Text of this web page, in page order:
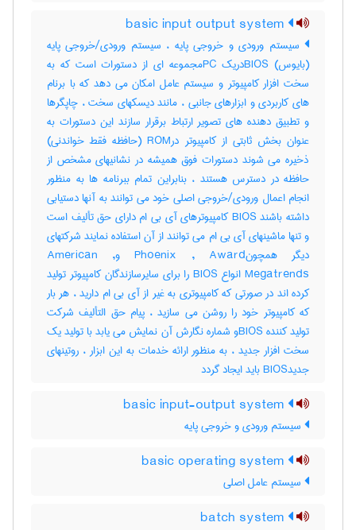
سیستم ورودی و خروجی پایه ، سیستم ورودی/خروجی پایه
(بایوس) BIOSدریک PCمجموعه ای از دستورات است که به
سخت افزار کامپیوتر و سیستم عامل امکان می دهد که با برنام
های کاربردی و ابزارهای جانبی ، مانند دیسکهای سخت ، چاپگرها
و تطبیق دهنده های تصویر ارتباط برقرار سازند این دستورات به
عنوان بخش ثابتی از کامپیوتر درROM (حافظه فقط خواندنی)
ذخیره می شوند دستورات فوق همیشه در نشانیهای مشخص از
حافظه در دسترس هستند ، بنابراین تمام ببرنامه ها به منظور
انجام اعمال ورودی/خروجی اصلی خود می توانند به آنها دستیابی
داشته باشند BIOS کامپیوترهای آی بی ام دارای حق تألیف است
و تنها ماشینهای آی بی ام می توانند از آن استفاده نمایند شرکتهای
دیگر همچونPhoenix , Award وAmerican ,
Megatrends انواع BIOS را برای سایرسازندگان کامپیوتر تولید
کرده اند در صورتی که کامپیوتری به غیر از آی بی ام دارید ، هر بار
که کامپیوتر خود را روشن می سازید ، پیام حق التألیف شرکت
تولید کننده BIOSو شماره نگارش آن نمایش می یابد با تولید یک
سخت افزار جدید ، به منظور ارائه خدمات به این ابزار ، روتینهای
جدیدBIOS باید ایجاد گردد
سیستم ورودی و خروجی پایه
سیستم عامل اصلی